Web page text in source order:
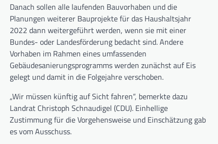
Danach sollen alle laufenden Bauvorhaben und die
Planungen weiterer Bauprojekte für das Haushaltsjahr
2022 dann weitergeführt werden, wenn sie mit einer
Bundes- oder Landesförderung bedacht sind. Andere
Vorhaben im Rahmen eines umfassenden
Gebäudesanierungsprogramms werden zunächst auf Eis
gelegt und damit in die Folgejahre verschoben.
„Wir müssen künftig auf Sicht fahren“, bemerkte dazu
Landrat Christoph Schnaudigel (CDU). Einhellige
Zustimmung für die Vorgehensweise und Einschätzung gab
es vom Ausschuss.